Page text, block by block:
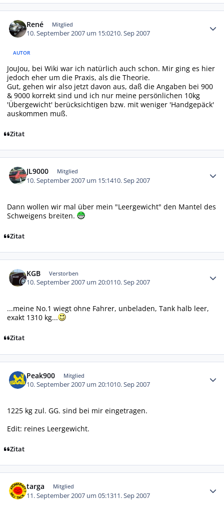
René Mitglied
10. September 2007 um 15:0210. Sep 2007
AUTOR
JouJou, bei Wiki war ich natürlich auch schon. Mir ging es hier
jedoch eher um die Praxis, als die Theorie.
Gut, gehen wir also jetzt davon aus, daß die Angaben bei 900
& 9000 korrekt sind und ich nur meine persönlichen 10kg
'Übergewicht' berücksichtigen bzw. mit weniger 'Handgepäck'
auskommen muß.
Zitat
JL9000 Mitglied
10. September 2007 um 15:1410. Sep 2007
Dann wollen wir mal über mein "Leergewicht" den Mantel des
Schweigens breiten.
Zitat
KGB Verstorben
10. September 2007 um 20:0110. Sep 2007
...meine No.1 wiegt ohne Fahrer, unbeladen, Tank halb leer,
exakt 1310 kg...
Zitat
Peak900 Mitglied
10. September 2007 um 20:1010. Sep 2007
1225 kg zul. GG. sind bei mir eingetragen.
Edit: reines Leergewicht.
Zitat
targa Mitglied
11. September 2007 um 05:1311. Sep 2007